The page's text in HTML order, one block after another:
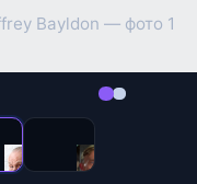
Bayldon — фото 2